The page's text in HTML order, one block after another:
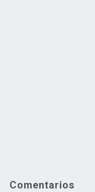
Comentarios